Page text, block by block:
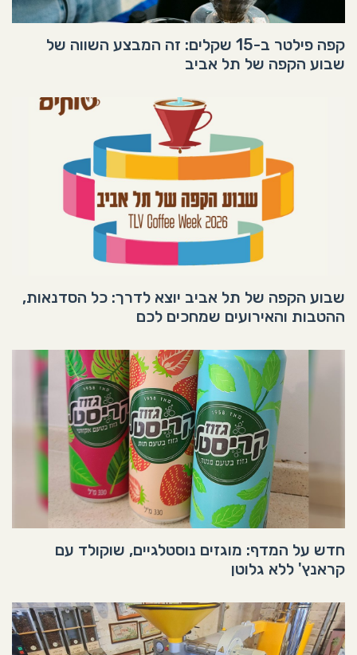
קפה פילטר ב-15 שקלים: זה המבצע השווה של
שבוע הקפה של תל אביב
שבוע הקפה של תל אביב יוצא לדרך: כל הסדנאות,
ההטבות והאירועים שמחכים לכם
חדש על המדף: מוגזים נוסטלגיים, שוקולד עם
קראנץ' ללא גלוטן